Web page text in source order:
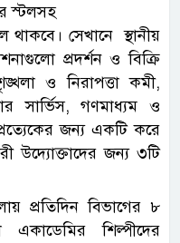
স্টলসহ
থাকবে। সেখানে স্থানীয়
প্রদর্শন ও বিক্রি
ও নিরাপত্তা কমী,
সার্ভিস, গণমাধ্যম ও
জন্য একটি করে
উদ্যোক্তাদের জন্য ৩টি
প্রতিদিন বিভাগের ৮
শিল্পীদের